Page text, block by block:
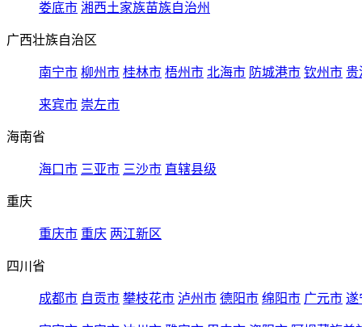
娄底市 湘西土家族苗族自治州
广西壮族自治区
南宁市 柳州市 桂林市 梧州市 北海市 防城港市 钦州市 贵
来宾市 崇左市
海南省
海口市 三亚市 三沙市 直辖县级
重庆
重庆市 重庆 两江新区
四川省
成都市 自贡市 攀枝花市 泸州市 德阳市 绵阳市 广元市 遂